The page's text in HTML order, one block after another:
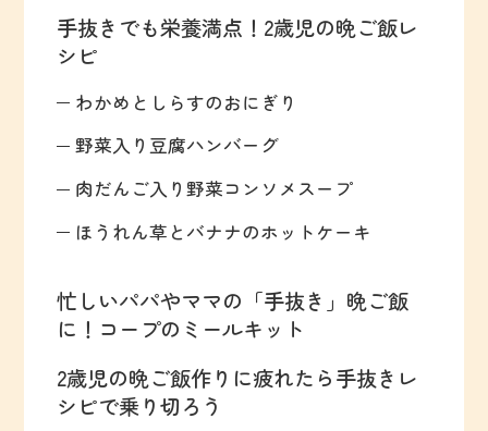
手抜きでも栄養満点！2歳児の晩ご飯レ
シピ
わかめとしらすのおにぎり
野菜入り豆腐ハンバーグ
肉だんご入り野菜コンソメスープ
ほうれん草とバナナのホットケーキ
忙しいパパやママの「手抜き」晩ご飯
に！コープのミールキット
2歳児の晩ご飯作りに疲れたら手抜きレ
シピで乗り切ろう